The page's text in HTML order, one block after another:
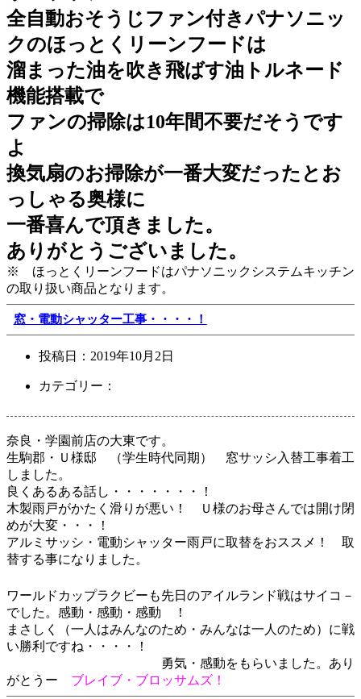
全自動おそうじファン付きパナソニッ
クのほっとくリーンフードは
溜まった油を吹き飛ばす油トルネード
機能搭載で
ファンの掃除は10年間不要だそうです
よ
換気扇のお掃除が一番大変だったとお
っしゃる奥様に
一番喜んで頂きました。
ありがとうございました。
※ ほっとくリーンフードはパナソニックシステムキッチン
の取り扱い商品となります。
窓・電動シャッター工事・・・・！
投稿日： 2019年10月2日
カテゴリー：
奈良・学園前店の大東です。
生駒郡・Ｕ様邸 （学生時代同期） 窓サッシ入替工事着工
しました。
良くあるある話し・・・・・・・！
木製雨戸がかたく滑りが悪い！ Ｕ様のお母さんでは開け閉
めが大変・・・！
アルミサッシ・電動シャッター雨戸に取替をおススメ！ 取
替する事になりました。
ワールドカップラクビーも先日のアイルランド戦はサイコ－
でした。感動・感動・感動 ！
まさしく（一人はみんなのため・みんなは一人のため）に戦
い勝利ですね・・・・！
勇気・感動をもらいました。あり
がとうー ブレイブ・ブロッサムズ！